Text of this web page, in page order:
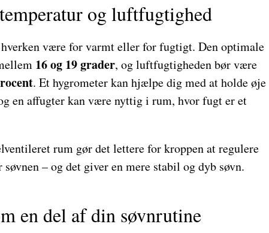
og luftfugtighed
være for varmt eller for fugtigt. Den optimale
16 og 19 grader, og luftfugtigheden bør være
. Et hygrometer kan hjælpe dig med at holde øje
en affugter kan være nyttig i rum, hvor fugt er et
rum gør det lettere for kroppen at regulere
søvnen – og det giver en mere stabil og dyb søvn.
en del af din søvnrutine